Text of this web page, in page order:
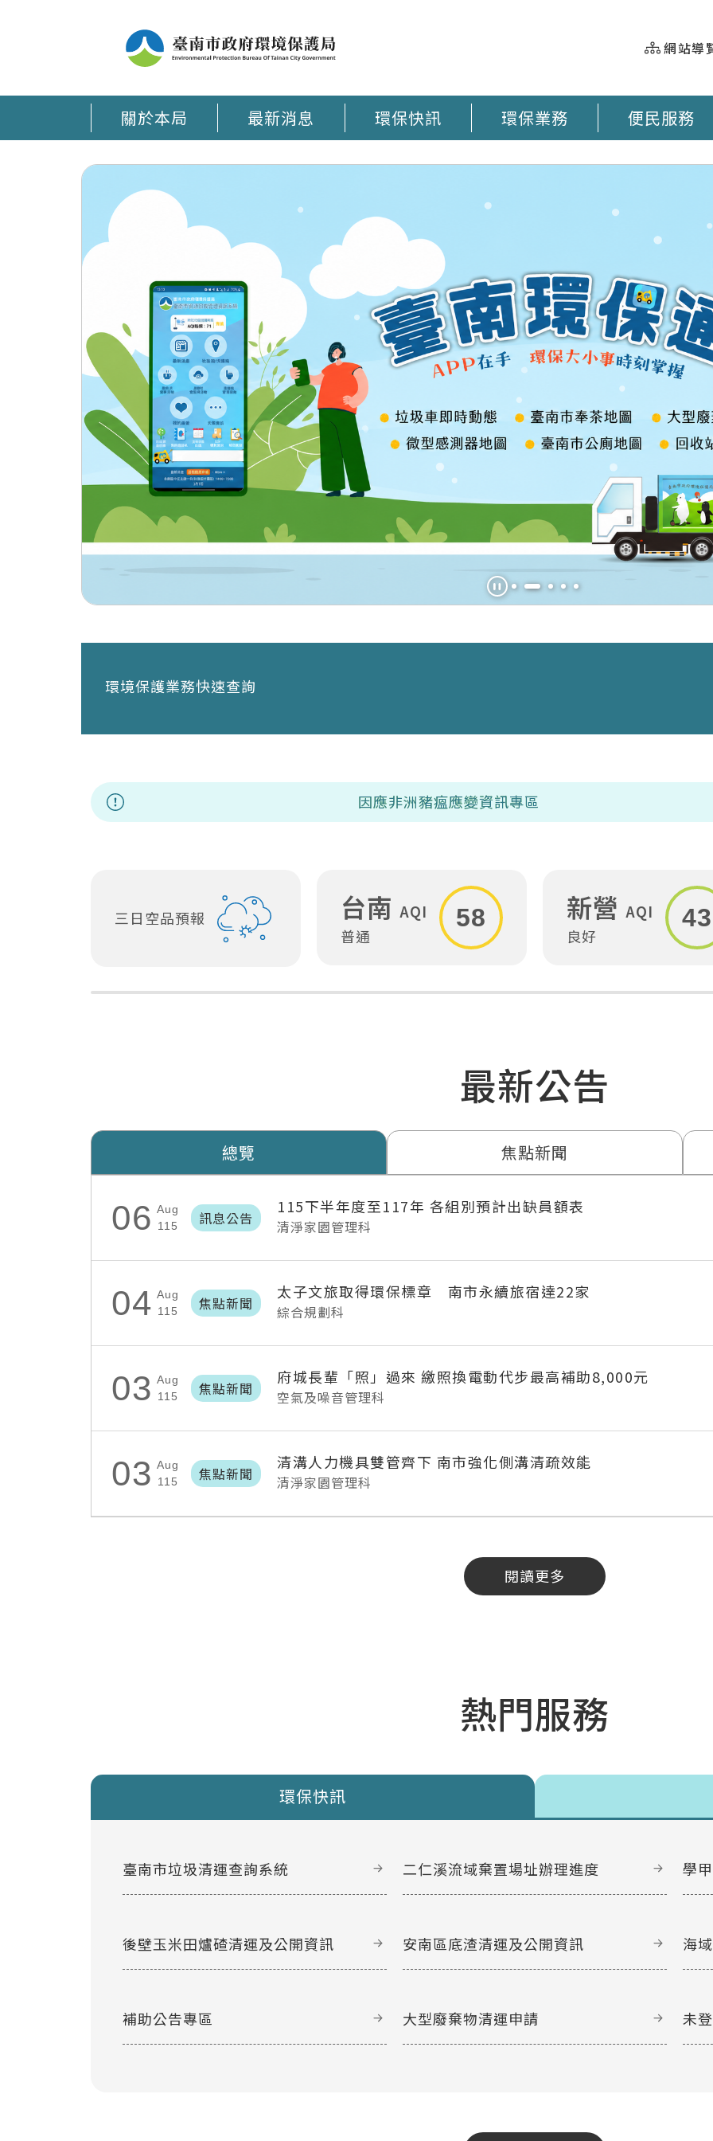
網站導
關於本局 最新消息 環保快訊 環保業務 便民服務
臺南環保通 APP在手 環保大小事時刻掌握 垃圾車即時動態 臺南市奉茶地圖 大型廢棄物清運
環境保護業務快速查詢
因應非洲豬瘟應變資訊專區
三日空品預報 台南 AQI
普通
58 新營 AQI
良好
43
最新公告
總覽 焦點新聞
06 Aug
115
訊息公告
115下半年度至117年 各組別預計出缺員額表
清淨家園管理科
04 Aug
115
焦點新聞
太子文旅取得環保標章 南市永續旅宿達22家
綜合規劃科
03 Aug
115
焦點新聞
府城長輩「照」過來 繳照換電動代步最高補助8,000元
空氣及噪音管理科
03 Aug
115
焦點新聞
清溝人力機具雙管齊下 南市強化側溝清疏效能
清淨家園管理科
閱讀更多
熱門服務
環保快訊
臺南市垃圾清運查詢系統 二仁溪流域棄置場址辦理進度 學
後壁玉米田爐碴清運及公開資訊 安南區底渣清運及公開資訊 海
補助公告專區 大型廢棄物清運申請 未